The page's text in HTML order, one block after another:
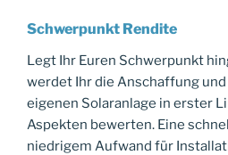
Schwerpunkt Rendite
Legt Ihr Euren Schwerpunkt
werdet Ihr die Anschaffung
eigenen Solaranlage in erster
Aspekten bewerten. Eine
niedrigem Aufwand für